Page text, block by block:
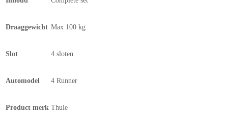
Draaggewicht Max 100 kg
Slot 4 sloten
Automodel 4 Runner
Product merk Thule